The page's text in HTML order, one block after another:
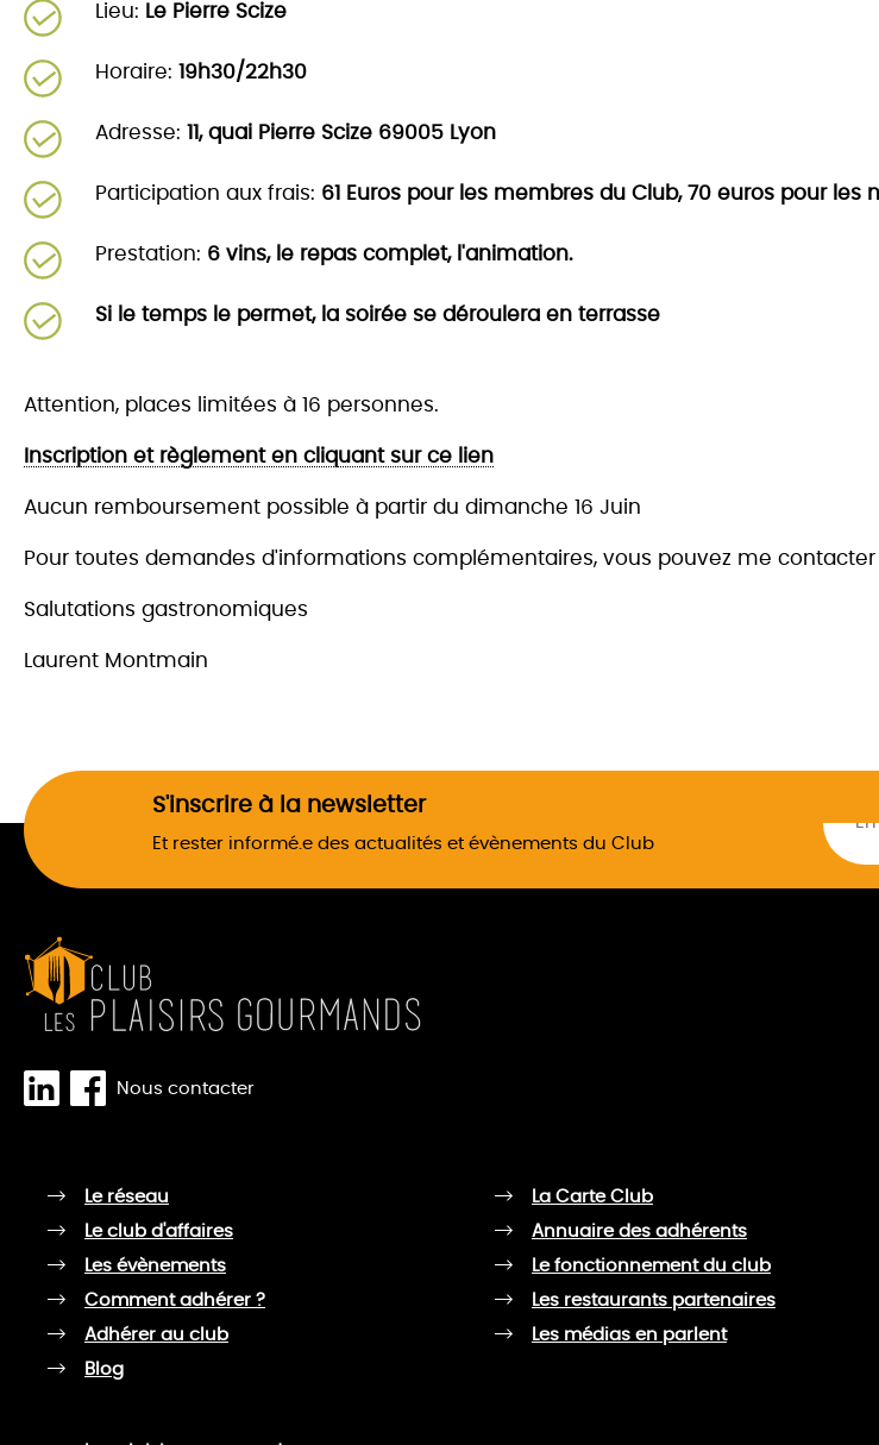
Lieu: Le Pierre Scize
Horaire: 19h30/22h30
Adresse: 11, quai Pierre Scize 69005 Lyon
Participation aux frais: 61 Euros pour les membres du Club, 70 euros pour
Prestation: 6 vins, le repas complet, l'animation.
Si le temps le permet, la soirée se déroulera en terrasse
Attention, places limitées à 16 personnes.
Inscription et règlement en cliquant sur ce lien
Aucun remboursement possible à partir du dimanche 16 Juin
Pour toutes demandes d'informations complémentaires, vous pouvez me contacter
Salutations gastronomiques
Laurent Montmain
S'inscrire à la newsletter
Et rester informé.e des actualités et évènements du Club
Nous contacter
Le réseau
Le club d'affaires
Les évènements
Comment adhérer ?
Adhérer au club
Blog
La Carte Club
Annuaire des adhérents
Le fonctionnement du club
Les restaurants partenaires
Les médias en parlent